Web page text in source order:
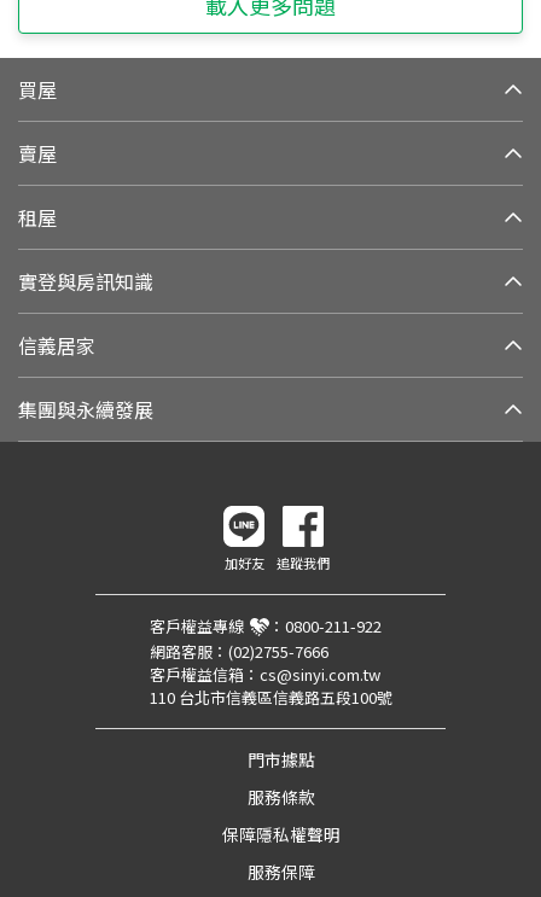
買屋
賣屋
租屋
實登與房訊知識
信義居家
集團與永續發展
加好友 追蹤我們
客戶權益專線 ： 0800-211-922
網路客服： (02)2755-7666
客戶權益信箱： cs@sinyi.com.tw
110 台北市信義區信義路五段100號
門市據點
服務條款
保障隱私權聲明
服務保障